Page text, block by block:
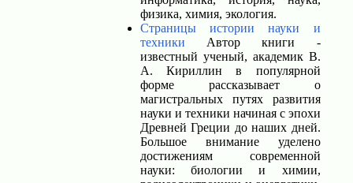
физика, химия, экология.
Страницы истории науки и
техники Автор книги -
известный ученый, академик В.
А. Кириллин в популярной
форме рассказывает о
магистральных путях развития
науки и техники начиная с эпохи
Древней Греции до наших дней.
Большое внимание уделено
достижениям современной
науки: биологии и химии,